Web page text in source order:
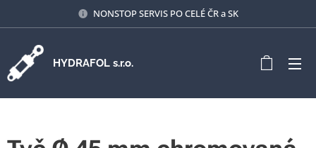
NONSTOP SERVIS PO CELÉ ČR a SK
HYDRAFOL s.r.o.